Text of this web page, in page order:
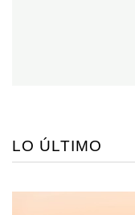
LO ÚLTIMO